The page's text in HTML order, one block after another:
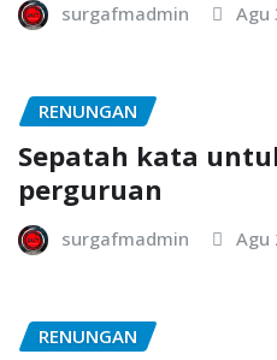
surgafmadmin Agu
RENUNGAN
Sepatah kata
perguruan
surgafmadmin Agu
RENUNGAN